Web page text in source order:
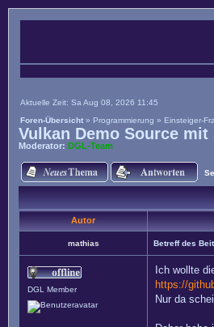
Aktuelle Zeit: Sa Aug 08, 2026 11:45
Foren-Übersicht » Programmierung » Einsteiger-
Vulkan Demo Source mit
Moderator: DGL-Team
Autor
mathias Betreff des
DGL Member
Ich wollte
https://
Nur da